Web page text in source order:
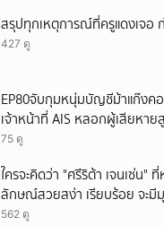
สรุปทุกเหตุการณ์ที่ครูแดงเจอ
427 ดู
EP80จับกุมหนุ่มบัญชีม้าแก๊งคอ
เจ้าหน้าที่ AIS หลอกผู้เสียหา
ล้านบาท
75 ดู
ใครจะคิดว่า "ศรีริต้า เจนเซ่น"
ลักษณ์สวยสง่า เรียบร้อย จะมีมุม
ได้อมยิ้มเหมือนกัน งานนี้ทำเอา
562 ดู